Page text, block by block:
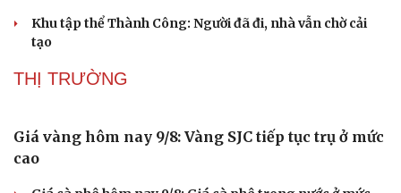
Khu tập thể Thành Công: Người đã đi, nhà vẫn chờ cải
tạo
THỊ TRƯỜNG
Giá vàng hôm nay 9/8: Vàng SJC tiếp tục trụ ở mức
cao